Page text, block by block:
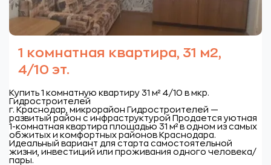
1 комнатная квартира, 31 м2,
4/10 эт.
Купить 1 комнатную квартиру 31 м² 4/10 в мкр.
Гидростроителей
г. Краснодар, микрорайон Гидростроителей —
развитый район с инфраструктурой Продается уютная
1-комнатная квартира площадью 31 м² в одном из самых
обжитых и комфортных районов Краснодара.
Идеальный вариант для старта самостоятельной
жизни, инвестиций или проживания одного человека/
пары.